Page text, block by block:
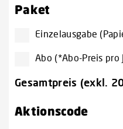
Paket
Einzelausgabe
Abo (*Abo-Preis pro
Gesamtpreis (exkl.
Aktionscode